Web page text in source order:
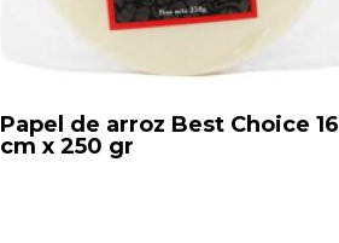
Papel de arroz Best Choice 16
cm x 250 gr